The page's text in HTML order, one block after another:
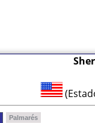
Palmarés